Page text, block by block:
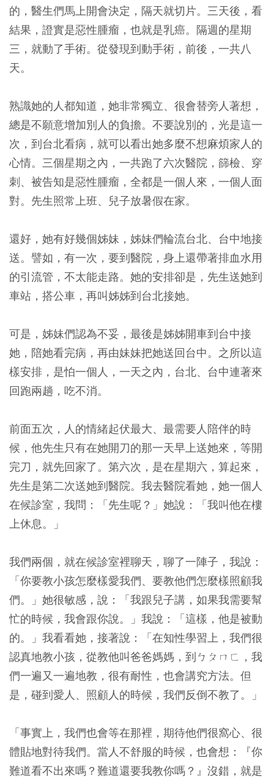
的，醫生們馬上開會決定，隔天就切片。三天後，看
結果，證實是惡性腫瘤，也就是乳癌。隔週的星期
三，就動了手術。從發現到動手術，前後，一共八
天。
熟識她的人都知道，她非常獨立、很會替旁人著想，
總是不願意增加別人的負擔。不要說別的，光是這一
次，到台北看病，就可以看出她多麼不想麻煩家人的
心情。三個星期之內，一共跑了六次醫院，篩檢、穿
刺、被告知是惡性腫瘤，全都是一個人來，一個人面
對。先生照常上班、兒子放暑假在家。
還好，她有好幾個姊妹，姊妹們輪流台北、台中地接
送。譬如，有一次，要到醫院，身上還帶著排血水用
的引流管，不太能走路。她的安排卻是，先生送她到
車站，搭公車，再叫姊姊到台北接她。
可是，姊妹們認為不妥，最後是姊姊開車到台中接
她，陪她看完病，再由妹妹把她送回台中。之所以這
樣安排，是怕一個人，一天之內，台北、台中連著來
回跑兩趟，吃不消。
前面五次，人的情緒起伏最大、最需要人陪伴的時
候，他先生只有在她開刀的那一天早上送她來，等開
完刀，就先回家了。第六次，是在星期六，算起來，
先生是第二次送她到醫院。我去醫院看她，她一個人
在候診室，我問：「先生呢？」她說：「我叫他在樓
上休息。」
我們兩個，就在候診室裡聊天，聊了一陣子，我說：
「你要教小孩怎麼樣愛我們、要教他們怎麼樣照顧我
們。」她很敏感，說：「我跟兒子講，如果我需要幫
忙的時候，我會跟你說。」我說：「這樣，他是被動
的。」我看看她，接著說：「在知性學習上，我們很
認真地教小孩，從教他叫爸爸媽媽，到ㄅㄆㄇㄈ，我
們一遍又一遍地教，很有耐性，也會講究方法。但
是，碰到愛人、照顧人的時候，我們反倒不教了。」
「事實上，我們也會等在那裡，期待他們很窩心、很
體貼地對待我們。當人不舒服的時候，也會想：『你
難道看不出來嗎？難道還要我教你嗎？』沒錯，就是